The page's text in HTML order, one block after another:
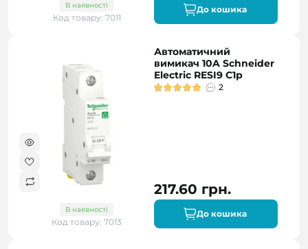
В наявності
Код товару: 7011
До кошика
В наявності
Код товару: 7013
Автоматичний
вимикач 10A Schneider
Electric RESI9 C1р
2
217.60 грн.
До кошика